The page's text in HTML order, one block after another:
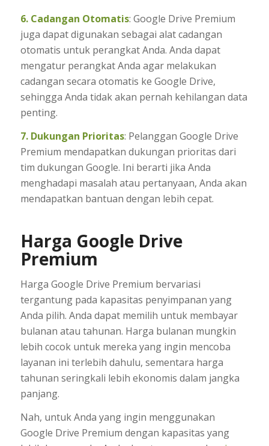
6. Cadangan Otomatis: Google Drive Premium
juga dapat digunakan sebagai alat cadangan
otomatis untuk perangkat Anda. Anda dapat
mengatur perangkat Anda agar melakukan
cadangan secara otomatis ke Google Drive,
sehingga Anda tidak akan pernah kehilangan data
penting.
7. Dukungan Prioritas: Pelanggan Google Drive
Premium mendapatkan dukungan prioritas dari
tim dukungan Google. Ini berarti jika Anda
menghadapi masalah atau pertanyaan, Anda akan
mendapatkan bantuan dengan lebih cepat.
Harga Google Drive
Premium
Harga Google Drive Premium bervariasi
tergantung pada kapasitas penyimpanan yang
Anda pilih. Anda dapat memilih untuk membayar
bulanan atau tahunan. Harga bulanan mungkin
lebih cocok untuk mereka yang ingin mencoba
layanan ini terlebih dahulu, sementara harga
tahunan seringkali lebih ekonomis dalam jangka
panjang.
Nah, untuk Anda yang ingin menggunakan
Google Drive Premium dengan kapasitas yang